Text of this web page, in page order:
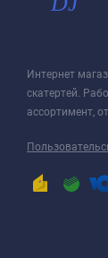
Интернет
скатертей.
ассортимент,